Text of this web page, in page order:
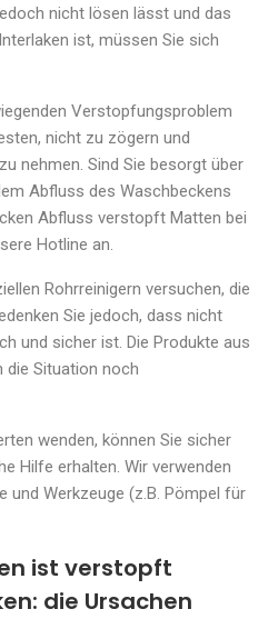
nicht lösen lässt und das
ist, müssen Sie sich
Verstopfungsproblem
nicht zu zögern und
nehmen. Sind Sie besorgt über
Abfluss des Waschbeckens
Abfluss verstopft Matten bei
Hotline an.
Rohrreinigern versuchen, die
Sie jedoch, dass nicht
und sicher ist. Die Produkte aus
die Situation noch
wenden, können Sie sicher
Hilfe erhalten. Wir verwenden
und Werkzeuge (z.B. Pömpel für
ist verstopft
die Ursachen